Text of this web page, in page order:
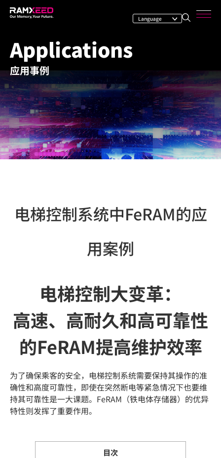
Applications
应用事例
电梯控制系统中FeRAM的应
用案例
电梯控制大变革：
高速、高耐久和高可靠性
的FeRAM提高维护效率
为了确保乘客的安全，电梯控制系统需要保持其操作的准
确性和高度可靠性，即使在突然断电等紧急情况下也要维
持其可靠性是一大课题。FeRAM（铁电体存储器）的优异
特性则发挥了重要作用。
目次